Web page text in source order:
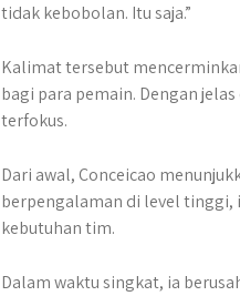
tidak kebobolan. Itu saja.”
Kalimat tersebut
bagi para pemain. Dengan
terfokus.
Dari awal, Conceicao
berpengalaman di level tinggi,
kebutuhan tim.
Dalam waktu singkat, ia